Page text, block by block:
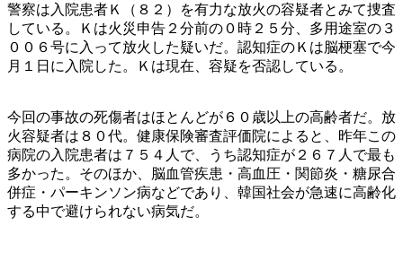
警察は入院患者Ｋ（８２）を有力な放火の容疑者とみて捜査
している。Ｋは火災申告２分前の０時２５分、多用途室の３
００６号に入って放火した疑いだ。認知症のＫは脳梗塞で今
月１日に入院した。Ｋは現在、容疑を否認している。
今回の事故の死傷者はほとんどが６０歳以上の高齢者だ。放
火容疑者は８０代。健康保険審査評価院によると、昨年この
病院の入院患者は７５４人で、うち認知症が２６７人で最も
多かった。そのほか、脳血管疾患・高血圧・関節炎・糖尿合
併症・パーキンソン病などであり、韓国社会が急速に高齢化
する中で避けられない病気だ。